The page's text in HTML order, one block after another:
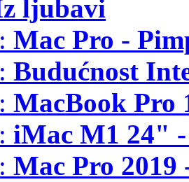
ljubavi
Mac Pro -
Budućnost
MacBook Pro
iMac M1 24"
Mac Pro